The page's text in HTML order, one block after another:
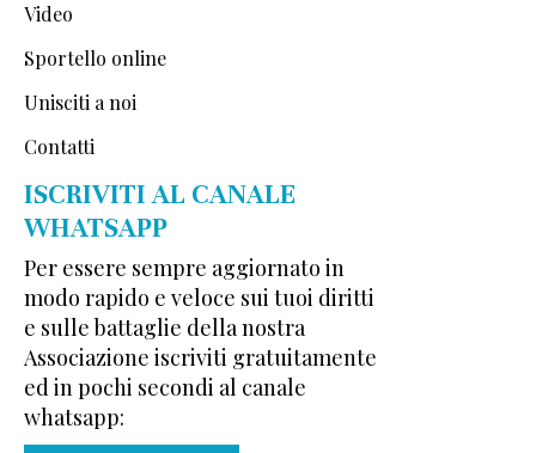
Video
Sportello online
Unisciti a noi
Contatti
ISCRIVITI AL CANALE
WHATSAPP
Per essere sempre aggiornato in
modo rapido e veloce sui tuoi diritti
e sulle battaglie della nostra
Associazione iscriviti gratuitamente
ed in pochi secondi al canale
whatsapp: